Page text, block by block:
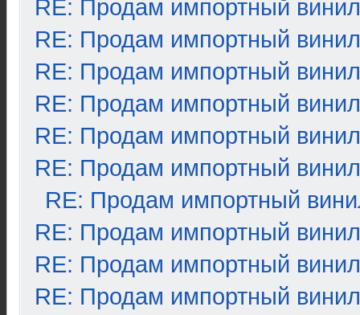
RE: Продам импортный винил
RE: Продам импортный винил
RE: Продам импортный винил
RE: Продам импортный винил
RE: Продам импортный винил
RE: Продам импортный винил
RE: Продам импортный
RE: Продам импортный винил
RE: Продам импортный винил
RE: Продам импортный винил